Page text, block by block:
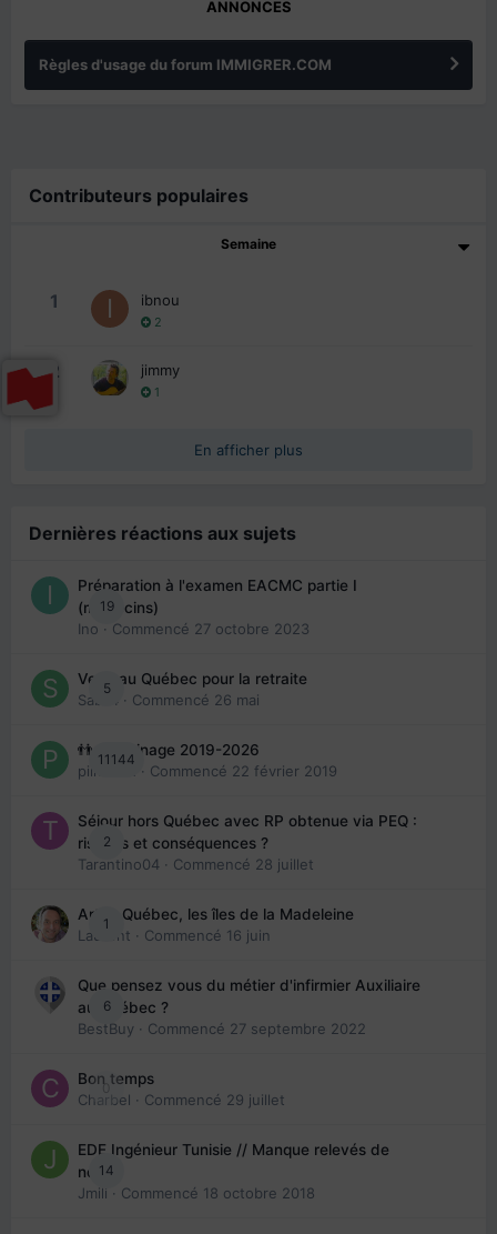
ANNONCES
Règles d'usage du forum IMMIGRER.COM
Contributeurs populaires
Semaine
1 ibnou
2
2 jimmy
1
En afficher plus
Dernières réactions aux sujets
19
Préparation à l'examen EACMC partie I
(médecins)
Ino · Commencé 27 octobre 2023
5
Venir au Québec pour la retraite
Sab74
· Commencé 26 mai
11144
👬 Parrainage 2019-2026
piinoush · Commencé 22 février 2019
2
Séjour hors Québec avec RP obtenue via PEQ :
risques et conséquences ?
Tarantino04 · Commencé 28 juillet
1
Arte : Québec, les îles de la Madeleine
Laurent · Commencé 16 juin
6
Que pensez vous du métier d'infirmier Auxiliaire
au Québec ?
BestBuy · Commencé 27 septembre 2022
0
Bon temps
Charbel · Commencé 29 juillet
14
EDE Ingénieur Tunisie // Manque relevés de
note
Jmili · Commencé 18 octobre 2018